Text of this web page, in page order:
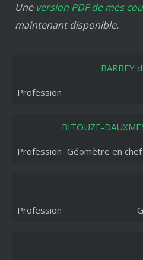
Une version PDF de mes
maintenant disponible.
BARBEY
BITOUZE-
Géomètre en